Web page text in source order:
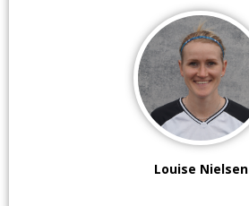
Louise Nielsen